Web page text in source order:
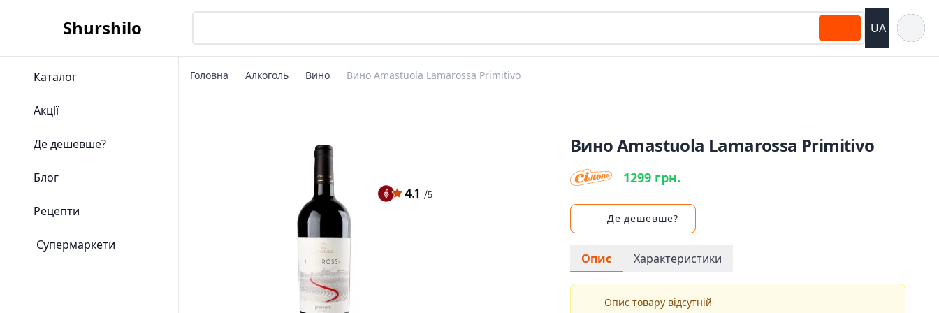
Shurshilo UA
Каталог
Акції
Де дешевше?
Блог
Рецепти
Супермаркети
Головна Алкоголь Вино Вино Amastuola Lamarossa Primitivo
Вино Amastuola Lamarossa Primitivo
1299 грн.
Де дешевше?
Опис Характеристики
Опис товару відсутній